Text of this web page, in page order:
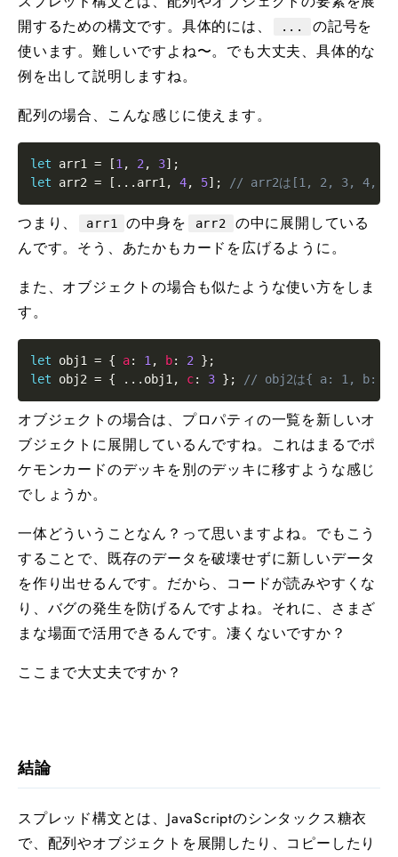
開するための構文です。具体的には、
...
の記号を
使います。難しいですよね〜。でも大丈夫、具体的な
例を出して説明しますね。
配列の場合、こんな感じに使えます。
let arr1 = [1 , 2 , 3] ;
let arr2 = [ ... arr1 , 4, 5] ; // arr2は[1, 2, 3, 4, 5]
つまり、 arr1 の中身を arr2
の中に展開している
んです。そう、あたかもカードを広げるように。
また、オブジェクトの場合も似たような使い方をしま
す。
let obj1 = { a: 1 , b: 2 } ;
let obj2 = { ... obj1 , c: 3 } ; // obj2は{ a: 1, b: 2,
オブジェクトの場合は、プロパティの一覧を新しいオ
ブジェクトに展開しているんですね。これはまるでポ
ケモンカードのデッキを別のデッキに移すような感じ
でしょうか。
一体どういうことなん？って思いますよね。でもこう
することで、既存のデータを破壊せずに新しいデータ
を作り出せるんです。だから、コードが読みやすくな
り、バグの発生を防げるんですよね。それに、さまざ
まな場面で活用できるんです。凄くないですか？
ここまで大丈夫ですか？
結論
スプレッド構文とは、JavaScriptのシンタックス糖衣
で、配列やオブジェクトを展開したり、コピーしたり